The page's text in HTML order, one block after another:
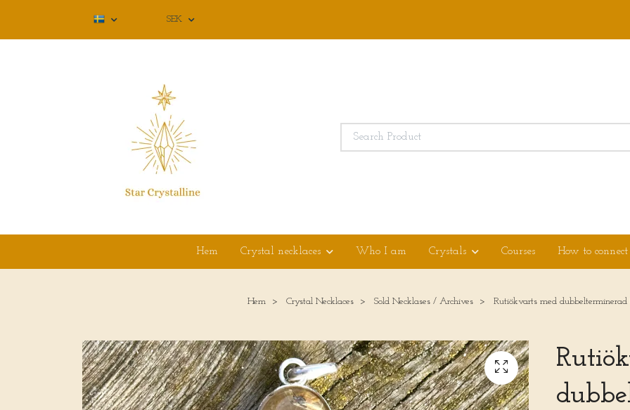
SEK
Hem Crystal necklaces Who I am Crystals Courses How to
Hem Crystal Necklaces Sold Necklases / Archives Rutiökvarts med dubbelterminerad